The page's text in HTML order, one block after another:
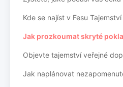
Kde se najíst v Fesu
Jak prozkoumat skryté
Objevte tajemství veřejné
Jak naplánovat